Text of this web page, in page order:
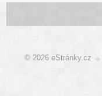
© 2026 eStránky.cz